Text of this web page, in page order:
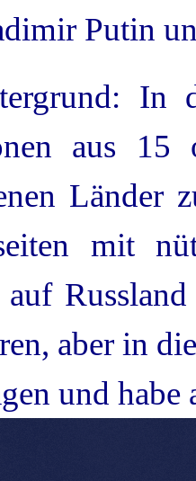
Putin
In
aus
Länder
mit
aber in
und habe